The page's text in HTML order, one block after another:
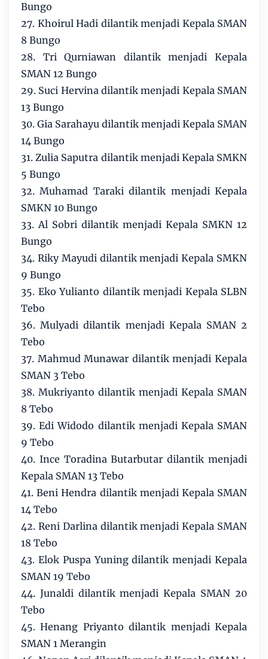
Bungo
27. Khoirul Hadi dilantik menjadi Kepala SMAN
8 Bungo
28. Tri Qurniawan dilantik menjadi Kepala
SMAN 12 Bungo
29. Suci Hervina dilantik menjadi Kepala SMAN
13 Bungo
30. Gia Sarahayu dilantik menjadi Kepala SMAN
14 Bungo
31. Zulia Saputra dilantik menjadi Kepala SMKN
5 Bungo
32. Muhamad Taraki dilantik menjadi Kepala
SMKN 10 Bungo
33. Al Sobri dilantik menjadi Kepala SMKN 12
Bungo
34. Riky Mayudi dilantik menjadi Kepala SMKN
9 Bungo
35. Eko Yulianto dilantik menjadi Kepala SLBN
Tebo
36. Mulyadi dilantik menjadi Kepala SMAN 2
Tebo
37. Mahmud Munawar dilantik menjadi Kepala
SMAN 3 Tebo
38. Mukriyanto dilantik menjadi Kepala SMAN
8 Tebo
39. Edi Widodo dilantik menjadi Kepala SMAN
9 Tebo
40. Ince Toradina Butarbutar dilantik menjadi
Kepala SMAN 13 Tebo
41. Beni Hendra dilantik menjadi Kepala SMAN
14 Tebo
42. Reni Darlina dilantik menjadi Kepala SMAN
18 Tebo
43. Elok Puspa Yuning dilantik menjadi Kepala
SMAN 19 Tebo
44. Junaldi dilantik menjadi Kepala SMAN 20
Tebo
45. Henang Priyanto dilantik menjadi Kepala
SMAN 1 Merangin